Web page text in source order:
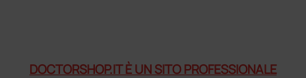
DOCTORSHOP.IT È UN SITO PROFESSIONALE